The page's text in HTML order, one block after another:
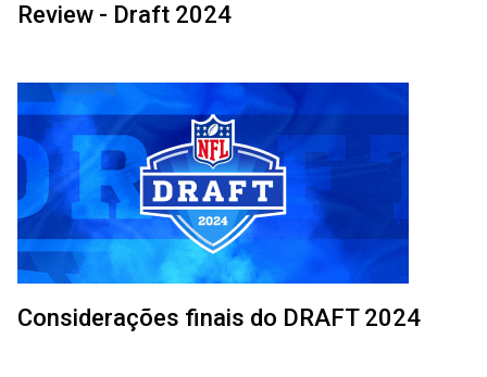
Review - Draft 2024
Considerações finais do DRAFT 2024